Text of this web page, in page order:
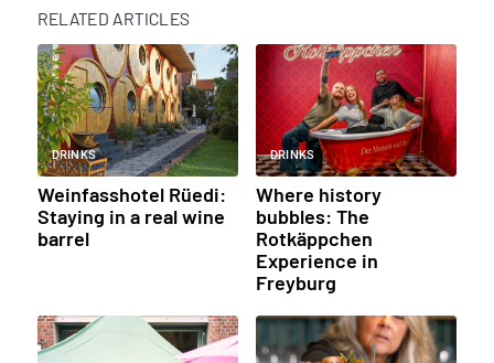
RELATED ARTICLES
DRINKS
Weinfasshotel Rüedi:
Staying in a real wine
barrel
DRINKS
Where history
bubbles: The
Rotkäppchen
Experience in
Freyburg